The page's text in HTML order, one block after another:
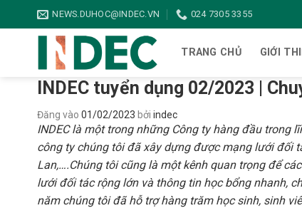
qua
NEWS.DUHOC@INDEC.VN 024 7305 3355
TRANG CHỦ GIỚI
INDEC tuyển dụng 02/2023 |
Đăng vào 01/02/2023 bởi indec
INDEC là một trong những Công ty hàng đầu trong
công ty chúng tôi đã xây dựng được mạng lưới đối
Lan,….Chúng tôi cũng là một kênh quan trọng để
lưới đối tác rộng lớn và thông tin học bổng nhanh,
năm chúng tôi đã hỗ trợ hàng trăm học sinh, sinh